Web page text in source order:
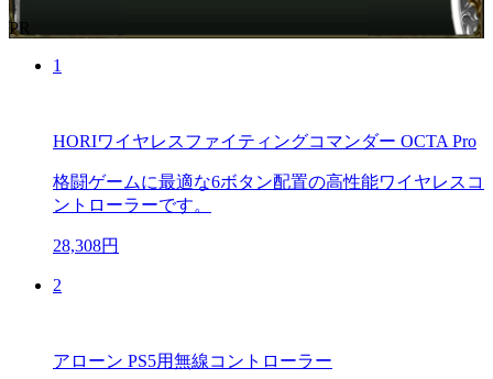
PR
1
HORIワイヤレスファイティングコマンダー OCTA Pro
格闘ゲームに最適な6ボタン配置の高性能ワイヤレスコ
ントローラーです。
28,308円
2
アローン PS5用無線コントローラー